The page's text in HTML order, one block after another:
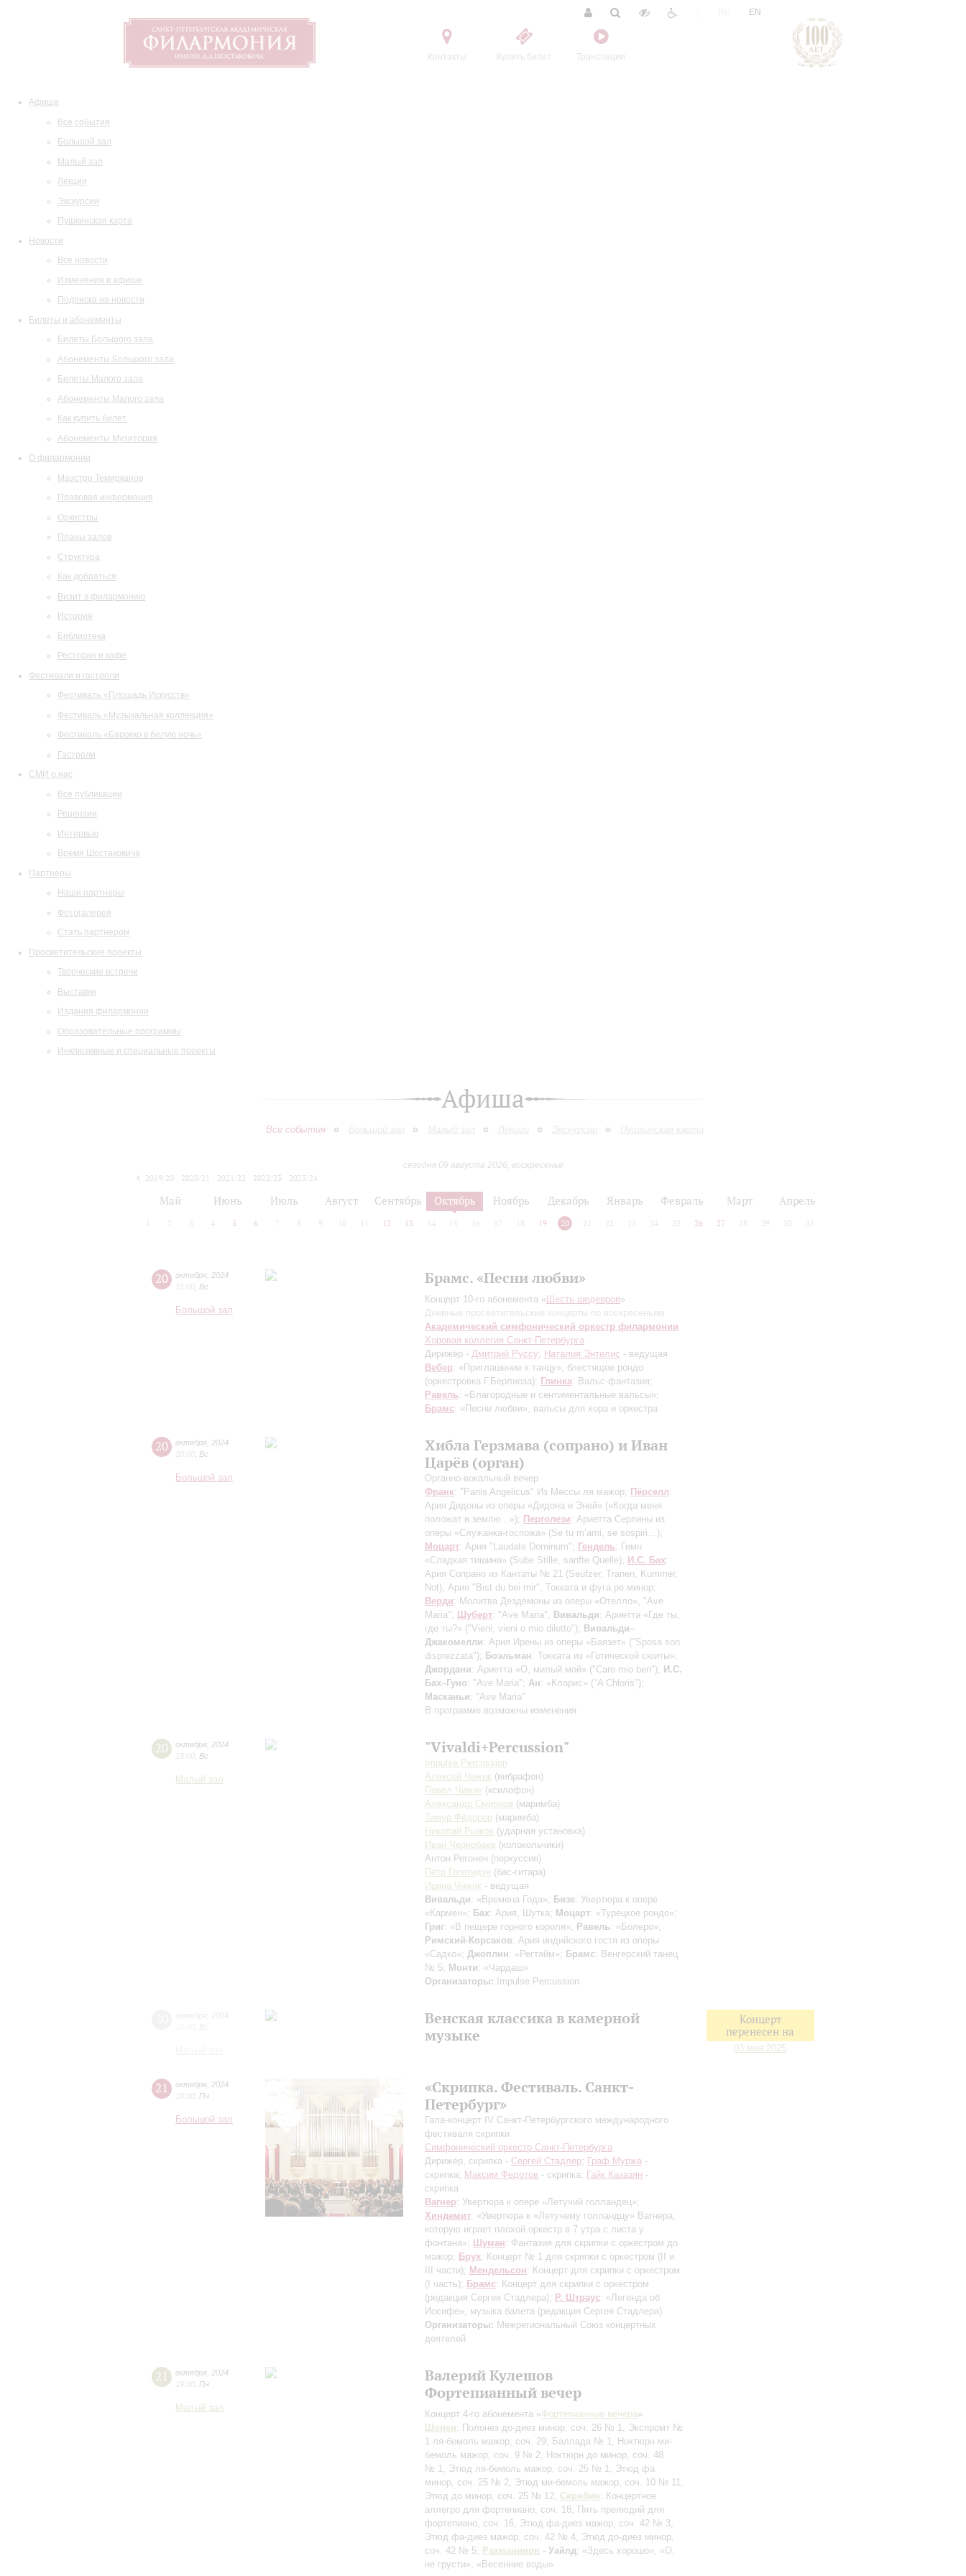
Контакты Купить билет Трансляции
EN
Афиша
Все события
Большой зал
Малый зал
Лекции
Экскурсии
Пушкинская карта
Новости
Все новости
Изменения в афише
Подписка на новости
Билеты и абонементы
Билеты Большого зала
Абонементы Большого зала
Билеты Малого зала
Абонементы Малого зала
Как купить билет
Абонементы Музитория
О филармонии
Маэстро Темирканов
Правовая информация
Оркестры
Планы залов
Структура
Как добраться
Визит в филармонию
История
Библиотека
Ресторан и кафе
Фестивали и гастроли
Фестиваль «Площадь Искусств»
Фестиваль «Музыкальная коллекция»
Фестиваль «Барокко в белую ночь»
Гастроли
СМИ о нас
Все публикации
Рецензии
Интервью
Время Шостаковича
Партнеры
Наши партнеры
Фотогалерея
Стать партнером
Просветительские проекты
Творческие встречи
Выставки
Издания филармонии
Образовательные программы
Инклюзивные и специальные проекты
Афиша
Все события Большой зал Малый зал Лекции Экскурсии Пушкинская карта
сегодня 09 августа 2026, воскресенье
2019/20
2020/21 2021/22 2022/23
2023/24
Май Июнь Июль Август Сентябрь Октябрь Ноябрь Декабрь Январь Февраль Март Апрель
2 3 4 5 6 7 8 9 10 12 13 14 15 16 17 18 19 20 21 22 23 24 25 26 27 28 29 30 31
20 октября 2024
15:00 Вс
Большой зал
Брамс. «Песни любви»
Концерт 10-го абонемента « Шесть шедевров»
Дневные просветительские концерты по воскресеньям
Академический симфонический оркестр филармонии
Хоровая коллегия Санкт-Петербурга
Дирижёр - Дмитрий Руссу; Наталия Энтелис - ведущая
Вебер: «Приглашение к танцу», блестящее рондо
(оркестровка Г.Берлиоза); Глинка: Вальс-фантазия;
Равель: «Благородные и сентиментальные вальсы»;
Брамс: «Песни любви», вальсы для хора и оркестра
20 октября 2024
20:00 Вс
Большой зал
Хибла Герзмава (сопрано) и Иван
Царёв (орган)
Органно-вокальный вечер
Франк: "Panis Angelicus" Из Мессы ля мажор; Пёрселл:
Ария Дидоны из оперы «Дидона и Эней» («Когда меня
положат в землю...»); Перголези: Ариетта Серпины из
оперы «Служанка-госпожа» (Se tu m’ami, se sospiri…);
Моцарт: Ария "Laudate Dominum"; Гендель: Гимн
«Сладкая тишина» (Sube Stille, sanfte Quelle); И.С. Бах:
Ария Сопрано из Кантаты № 21 (Seufzer, Tranen, Kummer,
Not), Ария "Bist du bei mir", Токката и фуга ре минор;
Верди: Молитва Дездемоны из оперы «Отелло», "Ave
Maria"; Шуберт: "Ave Maria"; Вивальди: Ариетта «Где ты,
где ты?» ("Vieni, vieni o mio diletto"); Вивальди–
Джакомелли: Ария Ирены из оперы «Баязет» ("Sposa son
disprezzata"); Боэльман: Токката из «Готической сюиты»;
Джордани: Ариетта «О, милый мой» ("Caro mio ben"); И.С.
Бах–Гуно: "Ave Maria"; Ан: «Клорис» ("A Chloris");
Масканьи: "Ave Maria"
В программе возможны изменения
20 октября 2024
15:00 Вс
Малый зал
"Vivaldi+Percussion"
Impulse Percussion
Алексей Чижик (вибрафон)
Павел Чижик (ксилофон)
Александр Смирнов (маримба)
Тимур Фёдоров (маримба)
Николай Рыжов (ударная установка)
Иван Чернобаев (колокольчики)
Антон Регонен (перкуссия)
Пётр Гогитидзе (бас-гитара)
Ирина Чижик - ведущая
Вивальди: «Времена Года»; Бизе: Увертюра к опере
«Кармен»; Бах: Ария, Шутка; Моцарт: «Турецкое рондо»;
Григ: «В пещере горного короля»; Равель: «Болеро»;
Римский-Корсаков: Ария индийского гостя из оперы
«Садко»; Джоплин: «Регтайм»; Брамс: Венгерский танец
№ 5; Монти: «Чардаш»
Организаторы: Impulse Percussion
Венская классика в камерной
музыке
Концерт
перенесен на
03 мая 2025
21 октября 2024
19:00 Пн
Большой зал
«Скрипка. Фестиваль. Санкт-
Петербург»
Гала-концерт IV Санкт-Петербургского международного
фестиваля скрипки
Симфонический оркестр Санкт-Петербурга
Дирижер, скрипка - Сергей Стадлер; Граф Муржа -
скрипка; Максим Федотов - скрипка; Гайк Казазян -
скрипка
Вагнер: Увертюра к опере «Летучий голландец»;
Хиндемит: «Увертюра к «Летучему голландцу» Вагнера,
которую играет плохой оркестр в 7 утра с листа у
фонтана»; Шуман: Фантазия для скрипки с оркестром до
мажор; Брух: Концерт № 1 для скрипки с оркестром (II и
III части); Мендельсон: Концерт для скрипки с оркестром
(I часть); Брамс: Концерт для скрипки с оркестром
(редакция Сергея Стадлера); Р. Штраус: «Легенда об
Иосифе», музыка балета (редакция Сергея Стадлера)
Организаторы: Межрегиональный Союз концертных
деятелей
21 октября 2024
19:00 Пн
Малый зал
Валерий Кулешов
Фортепианный вечер
Концерт 4-го абонемента «Фортепианные вечера»
Шопен: Полонез до-диез минор, соч. 26 № 1, Экспромт №
1 ля-бемоль мажор, соч. 29, Баллада № 1, Ноктюрн ми-
бемоль мажор, соч. 9 № 2, Ноктюрн до минор, соч. 48
№ 1, Этюд ля-бемоль мажор, соч. 25 № 1, Этюд фа
минор, соч. 25 № 2, Этюд ми-бемоль мажор, соч. 10 № 11,
Этюд до минор, соч. 25 № 12; Скрябин: Концертное
аллегро для фортепиано, соч. 18, Пять прелюдий для
фортепиано, соч. 16, Этюд фа-диез мажор, соч. 42 № 3,
Этюд фа-диез мажор, соч. 42 № 4, Этюд до-диез минор,
соч. 42 № 5; Рахманинов - Уайлд: «Здесь хорошо», «О,
не грусти», «Весенние воды»